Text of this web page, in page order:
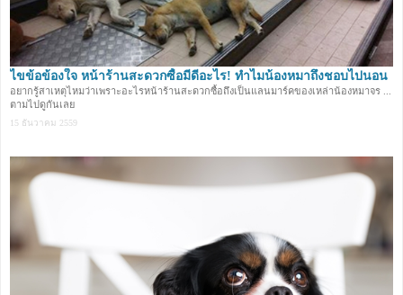
ไขข้อข้องใจ หน้าร้านสะดวกซื้อมีดีอะไร! ทำไมน้องหมาถึงชอบไปนอน
อยากรู้สาเหตุไหมว่าเพราะอะไรหน้าร้านสะดวกซื้อถึงเป็นแลนมาร์คของเหล่าน้องหมาจร ...
ตามไปดูกันเลย
15 ธันวาคม 2559